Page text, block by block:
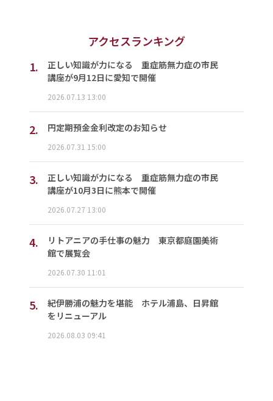
アクセスランキング
1.
正しい知識が力になる 重症筋無力症の市民
講座が9月12日に愛知で開催
2026.07.13 13:00
2. 円定期預金金利改定のお知らせ
2026.07.31 15:00
3.
正しい知識が力になる 重症筋無力症の市民
講座が10月3日に熊本で開催
2026.07.27 13:00
4.
リトアニアの手仕事の魅力 東京都庭園美術
館で展覧会
2026.07.30 11:01
5.
紀伊勝浦の魅力を堪能 ホテル浦島、日昇館
をリニューアル
2026.08.03 09:41